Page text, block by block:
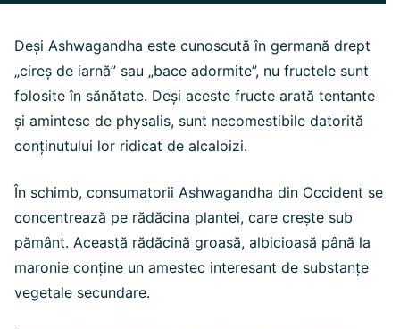
Deși Ashwagandha este cunoscută în germană drept
„cireș de iarnă” sau „bace adormite”, nu fructele sunt
folosite în sănătate. Deși aceste fructe arată tentante
și amintesc de physalis, sunt necomestibile datorită
conținutului lor ridicat de alcaloizi.
În schimb, consumatorii Ashwagandha din Occident se
concentrează pe rădăcina plantei, care crește sub
pământ. Această rădăcină groasă, albicioasă până la
maronie conține un amestec interesant de substanțe
vegetale secundare.